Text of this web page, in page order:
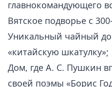
главнокомандующего
Вятское подворье с
Уникальный чайный
«китайскую шкатулку»;
Дом, где А. С. Пушкин
своей поэмы «Борис